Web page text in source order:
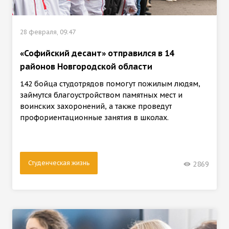
28 февраля, 09:47
«Софийский десант» отправился в 14
районов Новгородской области
142 бойца студотрядов помогут пожилым людям,
займутся благоустройством памятных мест и
воинских захоронений, а также проведут
профориентационные занятия в школах.
Студенческая жизнь 2869